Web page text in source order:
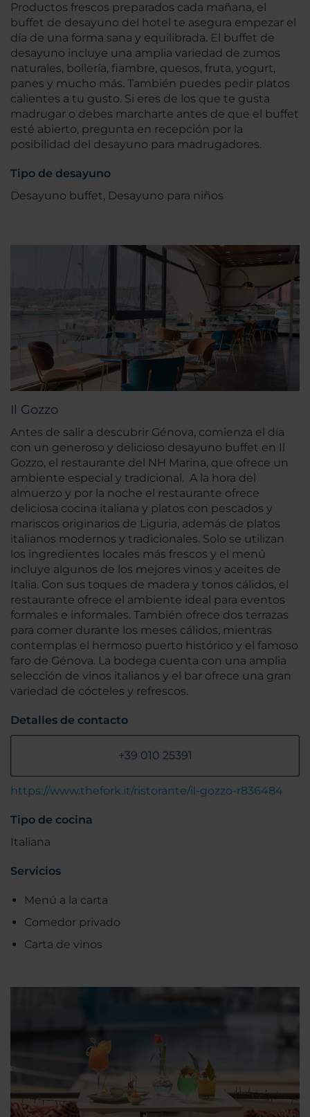
Productos frescos preparados cada mañana, el
buffet de desayuno del hotel te asegura empezar el
día de una forma sana y equilibrada. El buffet de
desayuno incluye una amplia variedad de zumos
naturales, bollería, fiambre, quesos, fruta, yogurt,
panes y mucho más. También puedes pedir platos
calientes a tu gusto. Si eres de los que te gusta
madrugar o debes marcharte antes de que el buffet
esté abierto, pregunta en recepción por la
posibilidad del desayuno para madrugadores.
Tipo de desayuno
Desayuno buffet, Desayuno para niños
Il Gozzo
Antes de salir a descubrir Génova, comienza el día
con un generoso y delicioso desayuno buffet en Il
Gozzo, el restaurante del NH Marina, que ofrece un
ambiente especial y tradicional. A la hora del
almuerzo y por la noche el restaurante ofrece
deliciosa cocina italiana y platos con pescados y
mariscos originarios de Liguria, además de platos
italianos modernos y tradicionales. Solo se utilizan
los ingredientes locales más frescos y el menú
incluye algunos de los mejores vinos y aceites de
Italia. Con sus toques de madera y tonos cálidos, el
restaurante ofrece el ambiente ideal para eventos
formales e informales. También ofrece dos terrazas
para comer durante los meses cálidos, mientras
contemplas el hermoso puerto histórico y el famoso
faro de Génova. La bodega cuenta con una amplia
selección de vinos italianos y el bar ofrece una gran
variedad de cócteles y refrescos.
Detalles de contacto
+39 010 25391
https://www.thefork.it/ristorante/il-gozzo-r836484
Tipo de cocina
Italiana
Servicios
Menú a la carta
Comedor privado
Carta de vinos